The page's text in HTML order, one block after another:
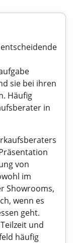
sie bei ihren
Häufig
in
von
im
Showrooms,
wenn es
geht.
und
häufig